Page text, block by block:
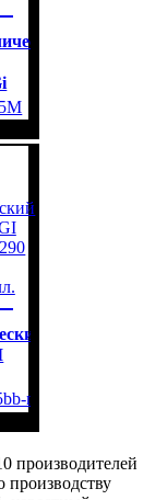
mono
производителей
производству